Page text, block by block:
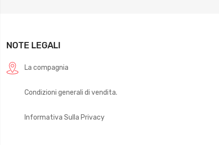
NOTE LEGALI
La compagnia
Condizioni generali di vendita.
Informativa Sulla Privacy